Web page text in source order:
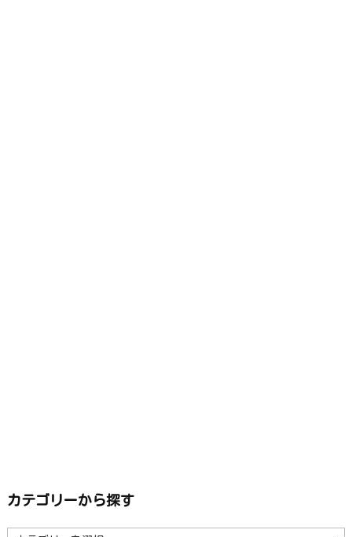
カテゴリーから探す